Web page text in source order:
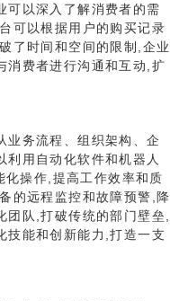
可以深入了解消费者的需
可以根据用户的购买记录
了时间和空间的限制,企业
消费者进行沟通和互动,扩
业务流程、组织架构、企
用自动化软件和机器人
操作,提高工作效率和质
的远程监控和故障预警,降
队,打破传统的部门壁垒,
技能和创新能力,打造一支